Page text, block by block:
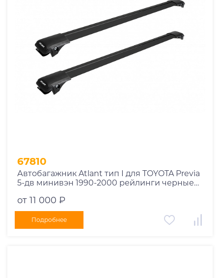
67810
Автобагажник Atlant тип I для TOYOTA Previa
5-дв минивэн 1990-2000 рейлинги черные
от 11 000 ₽
Подробнее